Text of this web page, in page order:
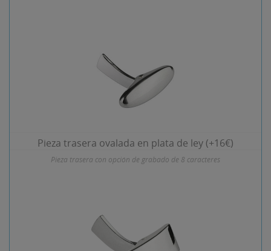
Pieza trasera ovalada en plata de ley (+16€)
Pieza trasera con opción de grabado de 8 caracteres